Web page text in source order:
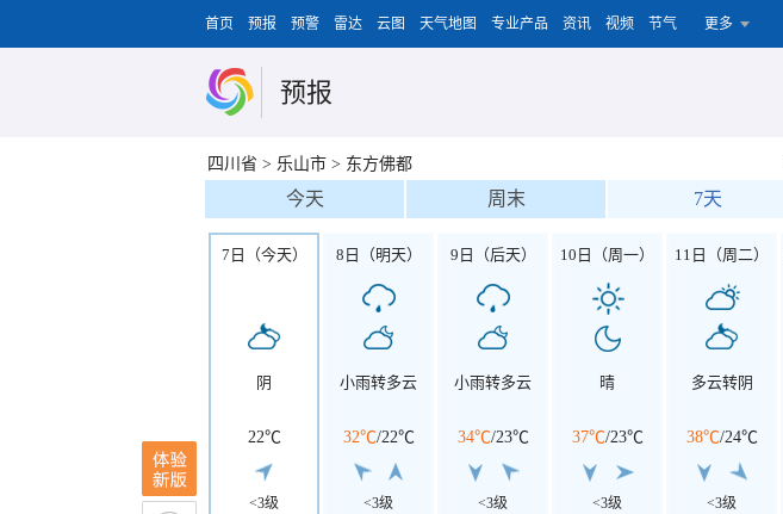
首页 预报 预警 雷达 云图 天气地图 专业产品 资讯 视频 节气 更多
预报
四川省 > 乐山市 > 东方佛都
今天 周末 7天
7日（今天）
阴
22℃
<3级
8日（明天）
小雨转多云
32℃/22℃
<3级
9日（后天）
小雨转多云
34℃/23℃
<3级
10日（周一）
晴
37℃/23℃
<3级
11日（周二）
多云转阴
38℃/24℃
<3级